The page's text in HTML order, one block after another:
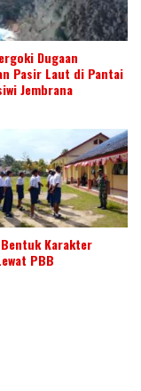
Dugaan
Pasir Laut di Pantai
Jembrana
Karakter
PBB